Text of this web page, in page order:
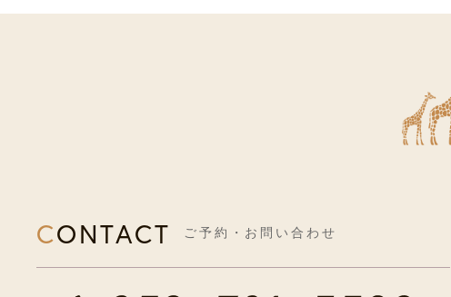
CONTACT ご予約・お問い合わせ